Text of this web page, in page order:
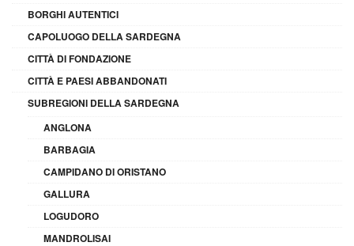
BORGHI AUTENTICI
CAPOLUOGO DELLA SARDEGNA
CITTÀ DI FONDAZIONE
CITTÀ E PAESI ABBANDONATI
SUBREGIONI DELLA SARDEGNA
ANGLONA
BARBAGIA
CAMPIDANO DI ORISTANO
GALLURA
LOGUDORO
MANDROLISAI